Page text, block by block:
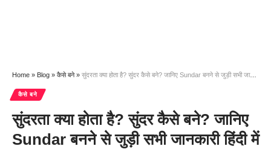
Home » Blog » कैसे बने» सुंदरता क्या होता है? सुंदर कैसे बने? जानिए Sundar बनने से जुड़ी सभी जानकारी हिंदी में
कैसे बने
सुंदरता क्या होता है? सुंदर कैसे बने? जानिए
Sundar बनने से जुड़ी सभी जानकारी हिंदी में